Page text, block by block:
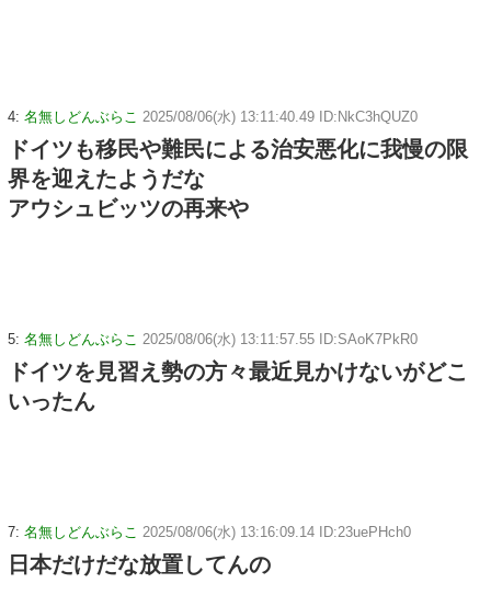
4: 名無しどんぶらこ 2025/08/06(水) 13:11:40.49 ID:NkC3hQUZ0
ドイツも移民や難民による治安悪化に我慢の限
界を迎えたようだな
アウシュビッツの再来や
5: 名無しどんぶらこ 2025/08/06(水) 13:11:57.55 ID:SAoK7PkR0
ドイツを見習え勢の方々最近見かけないがどこ
いったん
7: 名無しどんぶらこ 2025/08/06(水) 13:16:09.14 ID:23uePHch0
日本だけだな放置してんの